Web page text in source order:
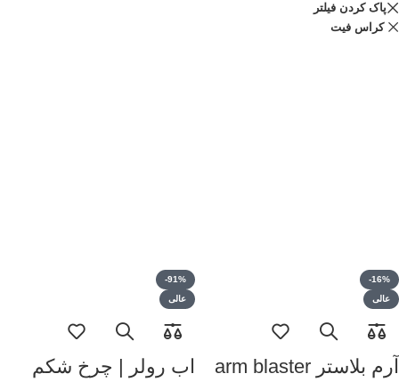
پاک کردن فیلتر
کراس فیت
-16%
عالی
آرم بلاستر arm blaster
-91%
عالی
اب رولر | چرخ شکم